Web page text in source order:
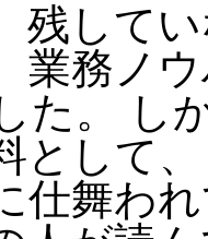
残して
業務ノ
た。 し
として
仕舞わ